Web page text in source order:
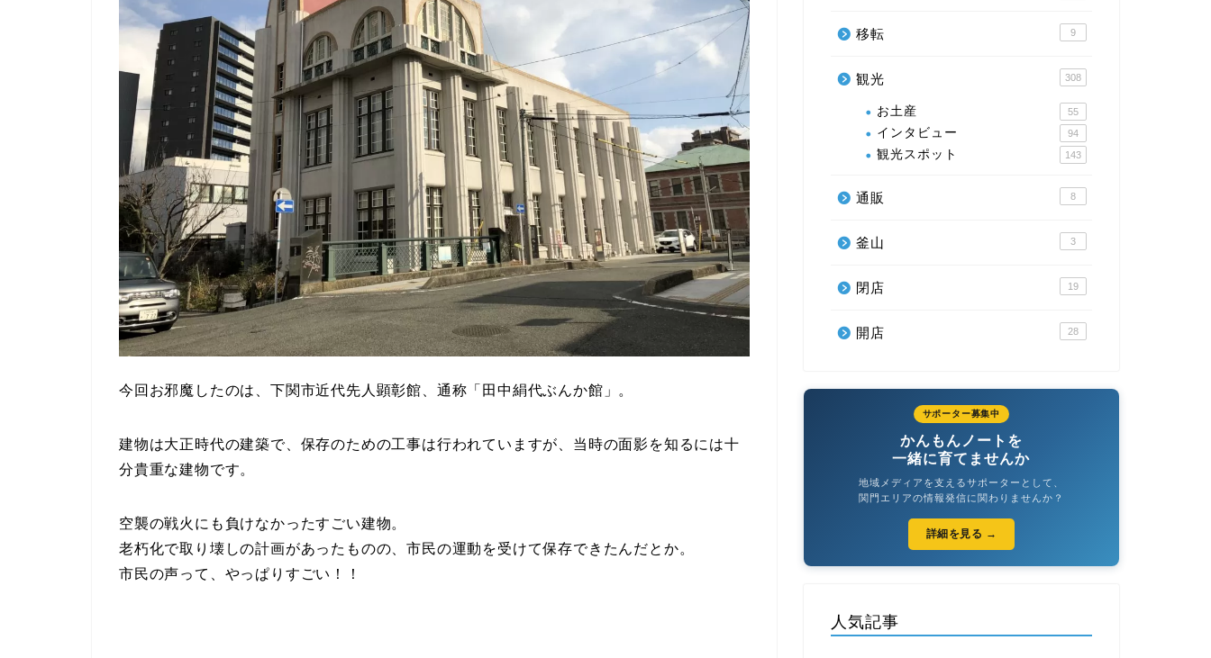
今回お邪魔したのは、下関市近代先人顕彰館、通称「田中絹代ぶんか館」。
建物は大正時代の建築で、保存のための工事は行われていますが、当時の面影を知るには十
分貴重な建物です。
空襲の戦火にも負けなかったすごい建物。
老朽化で取り壊しの計画があったものの、市民の運動を受けて保存できたんだとか。
市民の声って、やっぱりすごい！！
移転 9
観光 308
お土産 55
インタビュー 94
観光スポット 143
通販 8
釜山 3
閉店 19
開店 28
サポーター募集中
かんもんノートを
一緒に育てませんか
地域メディアを支えるサポーターとして、
関門エリアの情報発信に関わりませんか？
詳細を見る →
人気記事